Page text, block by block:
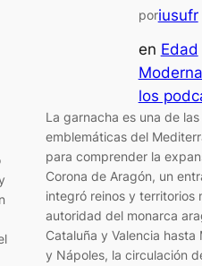
poriusufr
en Edad
Moderna
los
La garnacha es una de
emblemáticas del
para comprender la
Corona de Aragón, un
integró reinos y territorios
autoridad del monarca
Cataluña y Valencia hasta
y Nápoles, la circulación